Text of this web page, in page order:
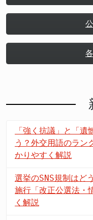
「強く抗議」と「遺
う？外交用語のラン
かりやすく解説
選挙のSNS規制はど
施行「改正公選法・
く解説